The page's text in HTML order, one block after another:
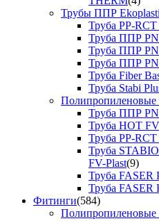
Трубы ППР
Труба PP-
Труба ППР
Труба ППР
Труба ППР
Труба Fiber
Труба Stabi
Полипропиленовые
Труба ППР
Труба HOT
Труба PP-
Труба
FV-Plast(9)
Труба FASER
Труба FASER
Фитинги(584)
Полипропиленовые